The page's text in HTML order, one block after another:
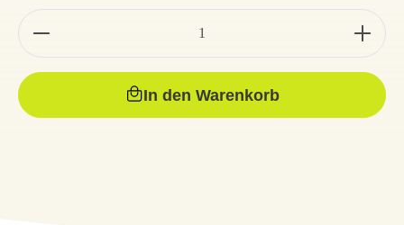
In den Warenkorb